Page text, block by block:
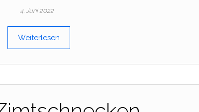
4. Juni 2022
Weiterlesen